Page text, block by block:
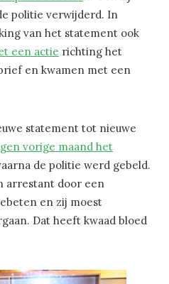
politie verwijderd. In
van het statement ook
een actie richting het
en kwamen met een
statement tot nieuwe
vorige maand het
de politie werd gebeld.
arrestant door een
en zij moest
Dat heeft kwaad bloed